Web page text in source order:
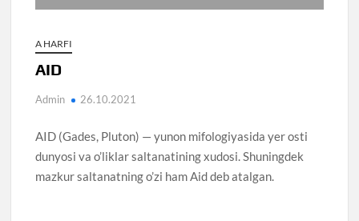
A HARFI
AID
Admin 26.10.2021
AID (Gades, Pluton) — yunon mifologiyasida yer osti
dunyosi va o’liklar saltanatining xudosi. Shuningdek
mazkur saltanatning o’zi ham Aid deb atalgan.